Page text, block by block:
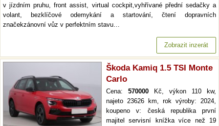
v jízdním pruhu, front assist, virtual cockpit,vyhřívané přední sedačky a
volant, bezklíčové odemykání a startování, čtení dopravních
značekzánovní vůz v perfektním stavu…
Zobrazit inzerát
Škoda Kamiq 1.5 TSI Monte
Carlo
Cena: 570000 Kč, výkon 110 kw,
najeto 23626 km, rok výroby: 2024,
koupeno v: česká republika první
majitel servisní knížka více než 19